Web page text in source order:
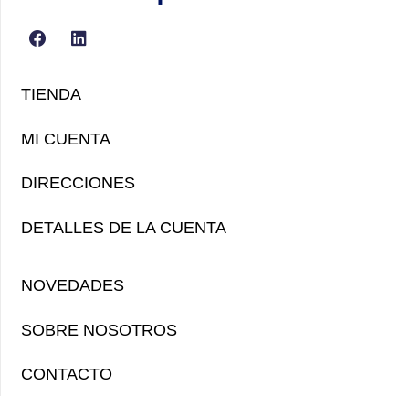
TIENDA
MI CUENTA
DIRECCIONES
DETALLES DE LA CUENTA
NOVEDADES
SOBRE NOSOTROS
CONTACTO